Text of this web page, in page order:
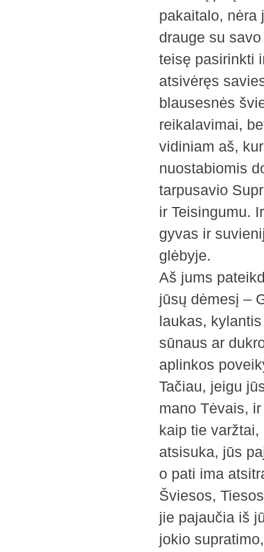
pakaitalo, nėra
drauge su
teisę pasirinkti
atsivėręs
blausesnės
reikalavimai,
vidiniam aš,
nuostabiomis
tarpusavio
ir Teisingumu.
gyvas ir
glėbyje.
Aš jums
jūsų dėmesį –
laukas,
sūnaus ar
aplinkos
Tačiau, jeigu
mano Tėvais,
kaip tie
atsisuka, jūs
o pati ima
Šviesos,
jie pajaučia iš
jokio